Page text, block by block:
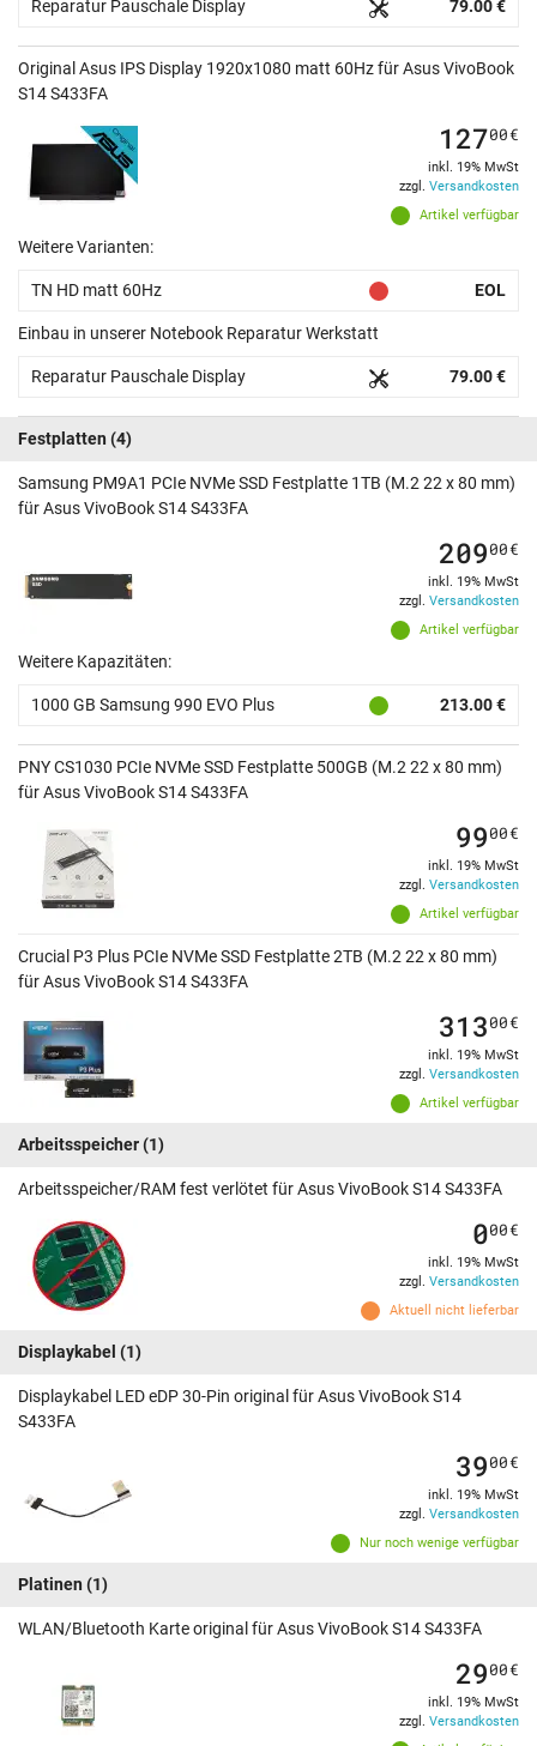
Reparatur Pauschale Display 79.00 €
Original Asus IPS Display 1920x1080 matt 60Hz für Asus VivoBook
S14 S433FA
Artikel verfügbar
12700€
inkl. 19% MwSt
zzgl. Versandkosten
Weitere Varianten:
TN HD matt 60Hz EOL
Einbau in unserer Notebook Reparatur Werkstatt
Reparatur Pauschale Display 79.00 €
Festplatten (4)
Samsung PM9A1 PCIe NVMe SSD Festplatte 1TB (M.2 22 x 80 mm)
für Asus VivoBook S14 S433FA
Artikel verfügbar
20900€
inkl. 19% MwSt
zzgl. Versandkosten
Weitere Kapazitäten:
1000 GB Samsung 990 EVO Plus 213.00 €
PNY CS1030 PCIe NVMe SSD Festplatte 500GB (M.2 22 x 80 mm)
für Asus VivoBook S14 S433FA
Artikel verfügbar
9900€
inkl. 19% MwSt
zzgl. Versandkosten
Crucial P3 Plus PCIe NVMe SSD Festplatte 2TB (M.2 22 x 80 mm)
für Asus VivoBook S14 S433FA
Artikel verfügbar
31300€
inkl. 19% MwSt
zzgl. Versandkosten
Arbeitsspeicher(1)
Arbeitsspeicher/RAM fest verlötet für Asus VivoBook S14 S433FA
Aktuell nicht lieferbar
000€
inkl. 19% MwSt
zzgl. Versandkosten
Displaykabel (1)
Displaykabel LED eDP 30-Pin original für Asus VivoBook S14
S433FA
Nur noch wenige verfügbar
3900€
inkl. 19% MwSt
zzgl. Versandkosten
Platinen (1)
WLAN/Bluetooth Karte original für Asus VivoBook S14 S433FA
2900€
inkl. 19% MwSt
zzgl. Versandkosten